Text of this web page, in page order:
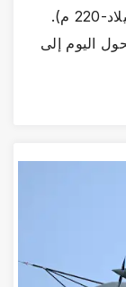
“هانفو” إلى عهد أسرة هان (202 قبل الميلاد-220 م).
اليوم إلى